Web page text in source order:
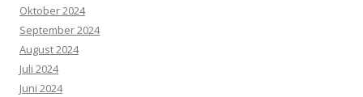
Oktober 2024
September 2024
August 2024
Juli 2024
Juni 2024